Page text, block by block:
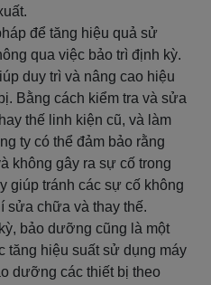
để tăng hiệu quả sử
qua việc bảo trì định kỳ.
duy trì và nâng cao hiệu
Bằng cách kiểm tra và sửa
thế linh kiện cũ, và làm
ty có thể đảm bảo rằng
không gây ra sự cố trong
giúp tránh các sự cố không
sửa chữa và thay thế.
bảo dưỡng cũng là một
tăng hiệu suất sử dụng máy
dưỡng các thiết bị theo